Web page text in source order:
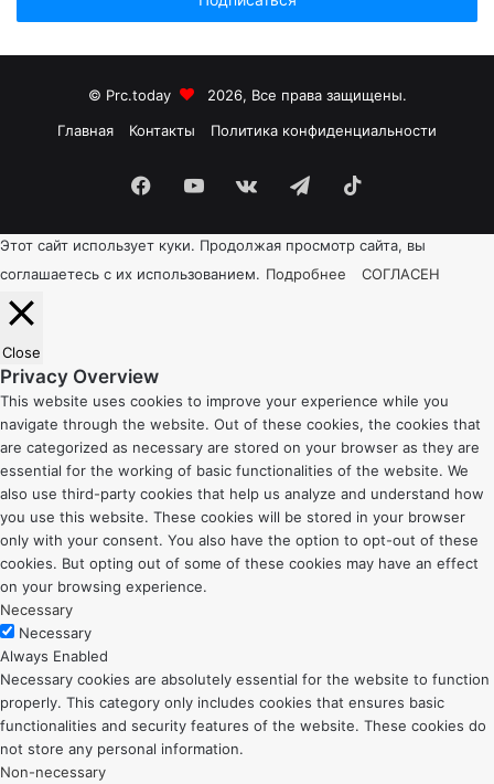
и
i
l
© Prc.today
2026, Все права защищены.
Главная
Контакты Политика конфиденциальности
FacebookYouTubevk.com Telegram
Этот сайт использует куки. Продолжая просмотр сайта, вы
соглашаетесь с их использованием. Подробнее СОГЛАСЕН
Close
Privacy Overview
This website uses cookies to improve your experience while you
navigate through the website. Out of these cookies, the cookies that
are categorized as necessary are stored on your browser as they are
essential for the working of basic functionalities of the website. We
also use third-party cookies that help us analyze and understand how
you use this website. These cookies will be stored in your browser
only with your consent. You also have the option to opt-out of these
cookies. But opting out of some of these cookies may have an effect
on your browsing experience.
Necessary
Necessary
Always Enabled
Necessary cookies are absolutely essential for the website to function
properly. This category only includes cookies that ensures basic
functionalities and security features of the website. These cookies do
not store any personal information.
Non-necessary